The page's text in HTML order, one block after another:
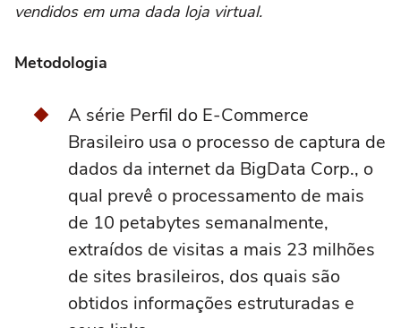
vendidos em uma dada loja virtual.
Metodologia
A série Perfil do E-Commerce
Brasileiro usa o processo de captura de
dados da internet da BigData Corp., o
qual prevê o processamento de mais
de 10 petabytes semanalmente,
extraídos de visitas a mais 23 milhões
de sites brasileiros, dos quais são
obtidos informações estruturadas e